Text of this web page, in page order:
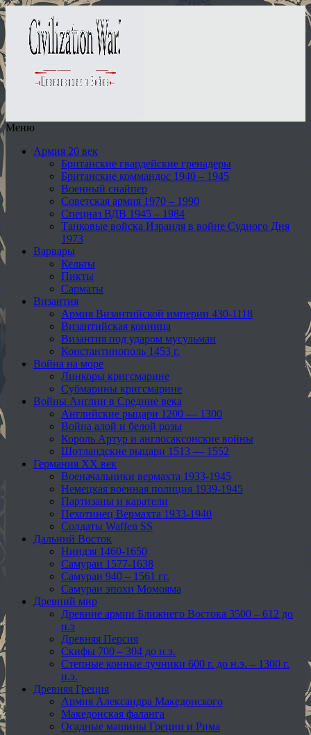
Меню
Армия 20 век
Британские гвардейские гренадеры
Британские коммандос 1940 – 1945
Военный снайпер
Советская армия 1970 – 1990
Спецназ ВДВ 1945 – 1984
Танковые войска Израиля в войне Судного Дня
1973
Варвары
Кельты
Пикты
Сарматы
Византия
Армия Византийской империи 430-1118
Византийская конница
Византия под ударом мусульман
Константинополь 1453 г.
Война на море
Линкоры кригсмарине
Субмарины кригсмарине
Войны Англии в Средние века
Английские рыцари 1200 — 1300
Война алой и белой розы
Король Артур и англосаксонские войны
Шотландские рыцари 1513 — 1552
Германия XX век
Военачальники вермахта 1933-1945
Немецкая военная полиция 1939-1945
Партизаны и каратели
Пехотинец Вермахта 1933-1940
Солдаты Waffen SS
Дальний Восток
Ниндзя 1460-1650
Самураи 1577-1638
Самураи 940 – 1561 гг.
Самураи эпохи Момояма
Древний мир
Древние армии Ближнего Востока 3500 – 612 до
н.э
Древняя Персия
Скифы 700 – 304 до н.э.
Степные конные лучники 600 г. до н.э. – 1300 г.
н.э.
Древняя Греция
Армия Александра Македонского
Македонская фаланга
Осадные машины Греции и Рима